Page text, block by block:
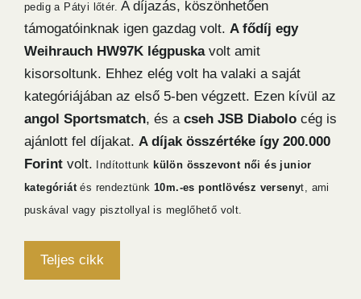
pedig a Pátyi lőtér.A díjazás, köszönhetően
támogatóinknak igen gazdag volt. A fődíj egy
Weihrauch HW97K légpuskavolt amit
kisorsoltunk. Ehhez elég volt ha valaki a saját
kategóriájában az első 5-ben végzett. Ezen kívül az
angol Sportsmatch, és a cseh JSB Diabolo cég is
ajánlott fel díjakat. A díjak összértéke így 200.000
Forint volt. Indítottunk külön összevont női és junior
kategóriát és rendeztünk 10m.-es pontlövész versenyt, ami
puskával vagy pisztollyal is meglőhető volt.
Teljes cikk